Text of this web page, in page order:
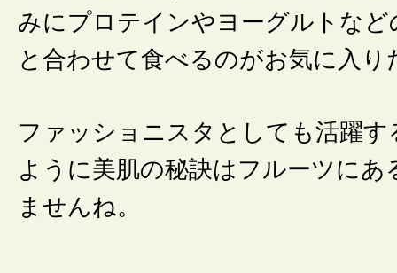
みにプロテインやヨーグルトな
と合わせて食べるのがお気に入り
ファッショニスタとしても活躍す
ように美肌の秘訣はフルーツにあ
ませんね。